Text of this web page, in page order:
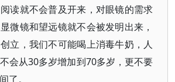
读就不会普及开来，对眼镜的需求
微镜和望远镜就不会被发明出来，
立，我们不可能喝上消毒牛奶，人
会从30多岁增加到70多岁，更不要
了。